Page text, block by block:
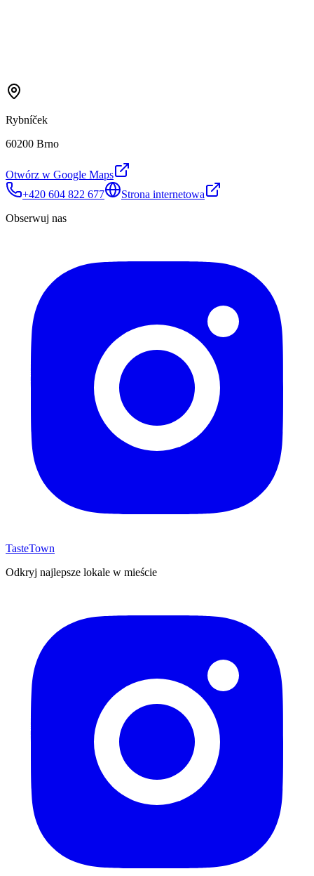
Rybníček
60200 Brno
Otwórz w Google Maps
+420 604 822 677
Strona internetowa
Obserwuj nas
TasteTown
Odkryj najlepsze lokale w mieście